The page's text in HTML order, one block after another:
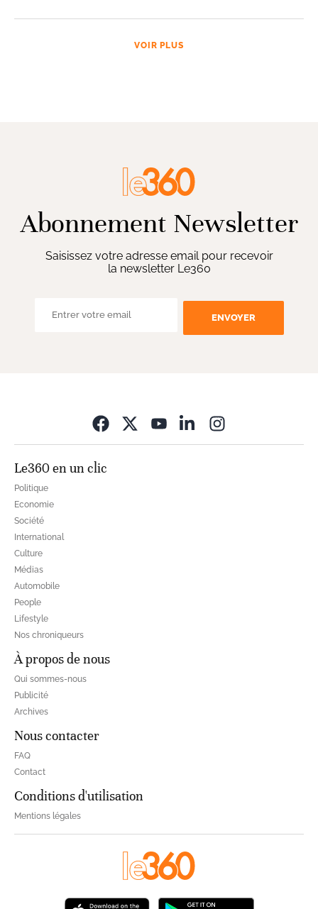
VOIR PLUS
Abonnement Newsletter
Saisissez votre adresse email pour recevoir
la newsletter Le360
ENVOYER
Le360 en un clic
Politique
Economie
Société
International
Culture
Médias
Automobile
People
Lifestyle
Nos chroniqueurs
À propos de nous
Qui sommes-nous
Publicité
Archives
Nous contacter
FAQ
Contact
Conditions d'utilisation
Mentions légales